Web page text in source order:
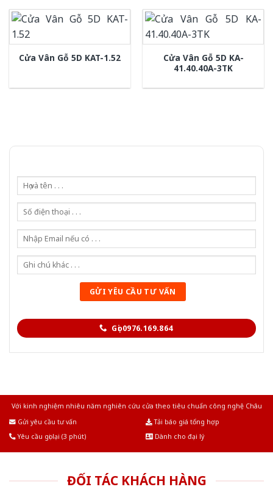
Cửa Vân Gỗ 5D KAT-1.52
Cửa Vân Gỗ 5D KA-
41.40.40A-3TK
Gọi 0976.169.864
Với kinh nghiệm nhiêu năm nghiên cứu cửa theo tiêu chuẩn công nghệ Châu
Gửi yêu cầu tư vấn
Tải báo giá tổng hợp
Yêu cầu gọi lại (3 phút)
Dành cho đại lý
ĐỐI TÁC KHÁCH HÀNG